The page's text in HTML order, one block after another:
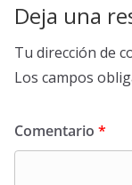
Deja una
Tu dirección de
Los campos
Comentario *